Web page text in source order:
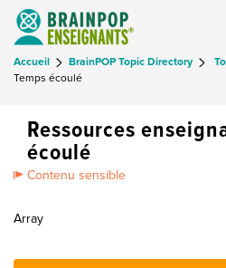
Accueil BrainPOP Topic Directory
Temps écoulé
Ressources
écoulé
Contenu sensible
Array